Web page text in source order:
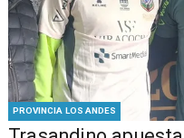
PROVINCIA LOS ANDES